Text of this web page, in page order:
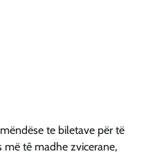
te biletave për të
më tê madhe zvicerane,